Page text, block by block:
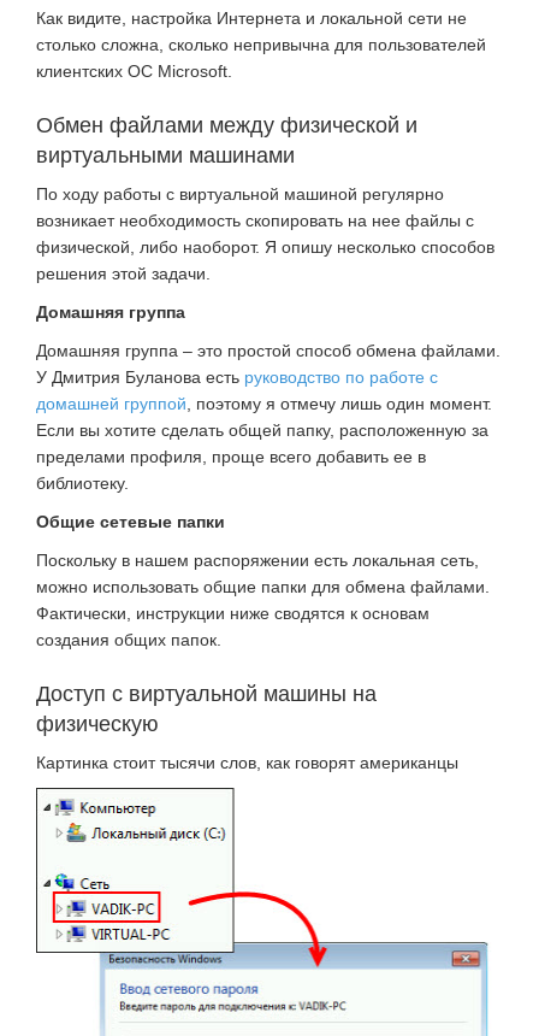
Как видите, настройка Интернета и локальной сети не
столько сложна, сколько непривычна для пользователей
клиентских ОС Microsoft.
Обмен файлами между физической и
виртуальными машинами
По ходу работы с виртуальной машиной регулярно
возникает необходимость скопировать на нее файлы с
физической, либо наоборот. Я опишу несколько способов
решения этой задачи.
Домашняя группа
Домашняя группа – это простой способ обмена файлами.
У Дмитрия Буланова есть руководство по работе с
домашней группой , поэтому я отмечу лишь один момент.
Если вы хотите сделать общей папку, расположенную за
пределами профиля, проще всего добавить ее в
библиотеку.
Общие сетевые папки
Поскольку в нашем распоряжении есть локальная сеть,
можно использовать общие папки для обмена файлами.
Фактически, инструкции ниже сводятся к основам
создания общих папок.
Доступ с виртуальной машины на
физическую
Картинка стоит тысячи слов, как говорят американцы